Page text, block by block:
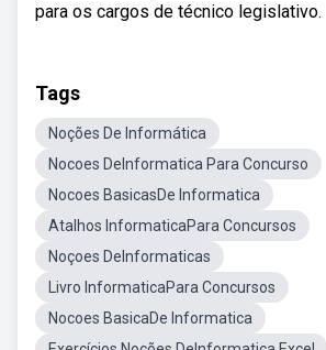
para os cargos de técnico legislativo.
Tags
Noções De Informática
Nocoes DeInformatica Para Concurso
Nocoes BasicasDe Informatica
Atalhos InformaticaPara Concursos
Noçoes DeInformaticas
Livro InformaticaPara Concursos
Nocoes BasicaDe Informatica